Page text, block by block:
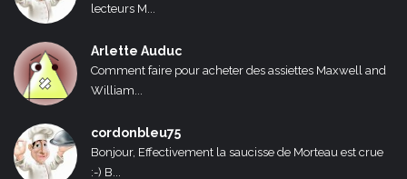
lecteurs M...
Arlette Auduc
Comment faire pour acheter des assiettes Maxwell and
William...
cordonbleu75
Bonjour, Effectivement la saucisse de Morteau est crue
:-) B...